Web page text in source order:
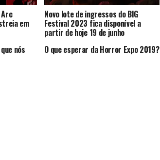
em
Novo lote de ingressos do BIG
Festival 2023 fica disponível a
partir de hoje 19 de junho
nós O que esperar da Horror Expo 2019?